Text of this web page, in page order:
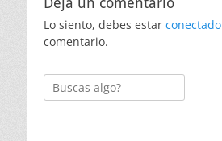
Lo siento, debes estar conectado
comentario.
Buscar: